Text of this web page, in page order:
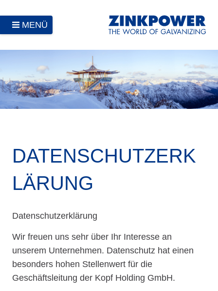
MENÜ
DATENSCHUTZERK
LÄRUNG
Datenschutzerklärung
Wir freuen uns sehr über Ihr Interesse an
unserem Unternehmen. Datenschutz hat einen
besonders hohen Stellenwert für die
Geschäftsleitung der Kopf Holding GmbH.